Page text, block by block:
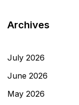
Archives
July 2026
June 2026
May 2026